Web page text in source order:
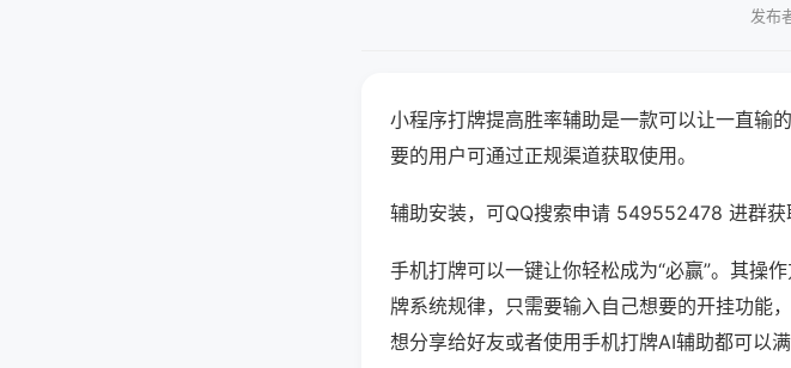
发布
小程序打牌提高胜率辅助是一款可以让一直输
要的用户可通过正规渠道获取使用。
辅助安装，可QQ搜索申请 549552478 进群获
手机打牌可以一键让你轻松成为“必赢”。其操
牌系统规律，只需要输入自己想要的开挂功能
想分享给好友或者使用手机打牌AI辅助都可以满